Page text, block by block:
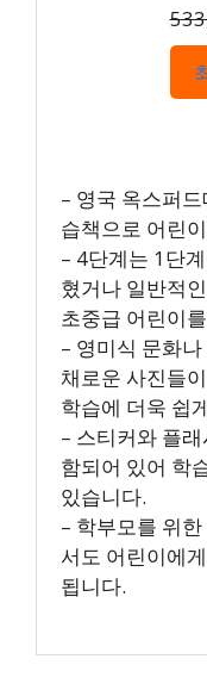
– 영국 옥스퍼
습책으로 어린
– 4단계는 1단
혔거나 일반적
초중급 어린이
– 영미식 문화
채로운 사진들
학습에 더욱 쉽
– 스티커와 플
함되어 있어 학
있습니다.
– 학부모를 위
서도 어린이에
됩니다.